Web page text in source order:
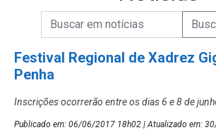
Campo de Busca de
Campo de Busca de informações
Festival Regional de Xadrez
Penha
Inscrições ocorrerão entre os dias 6 e 8 de
Publicado em: 06/06/2017 18h02 | Atualizado em: